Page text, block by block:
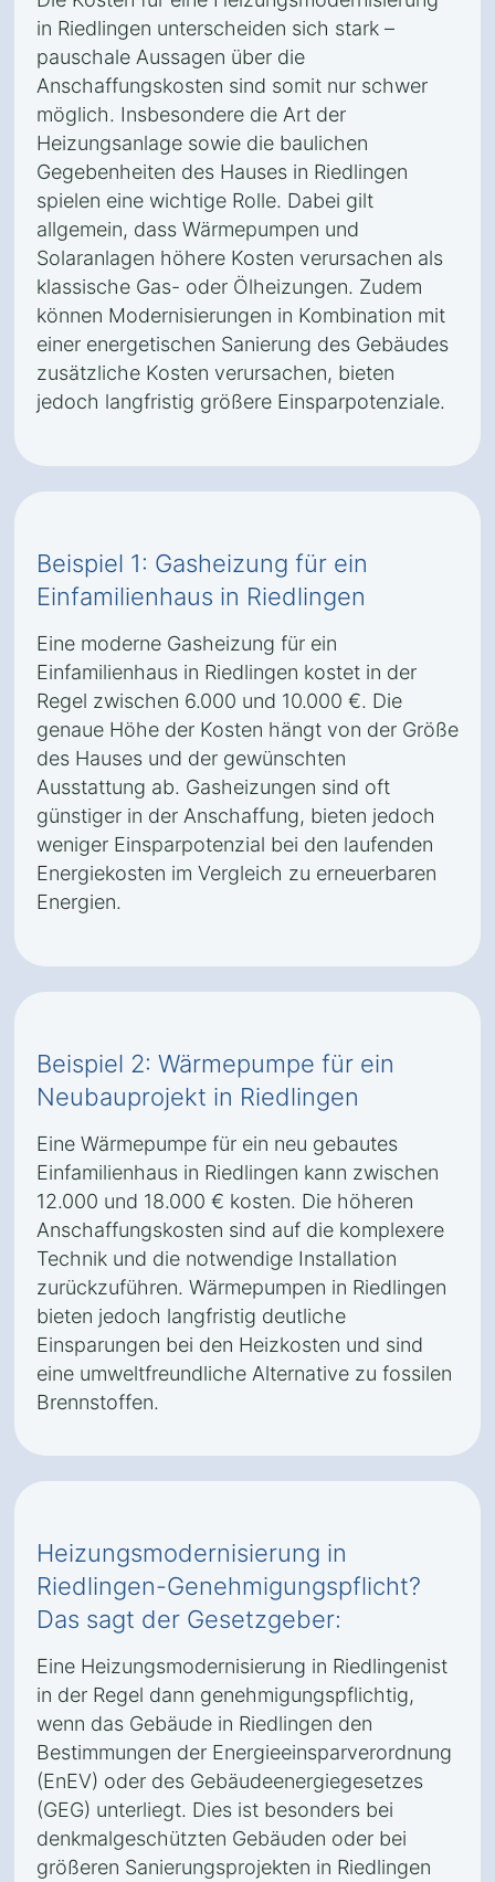
in Riedlingen unterscheiden sich stark –
pauschale Aussagen über die
Anschaffungskosten sind somit nur schwer
möglich. Insbesondere die Art der
Heizungsanlage sowie die baulichen
Gegebenheiten des Hauses in Riedlingen
spielen eine wichtige Rolle. Dabei gilt
allgemein, dass Wärmepumpen und
Solaranlagen höhere Kosten verursachen als
klassische Gas- oder Ölheizungen. Zudem
können Modernisierungen in Kombination mit
einer energetischen Sanierung des Gebäudes
zusätzliche Kosten verursachen, bieten
jedoch langfristig größere Einsparpotenziale.
Beispiel 1: Gasheizung für ein
Einfamilienhaus in Riedlingen
Eine moderne Gasheizung für ein
Einfamilienhaus in Riedlingen kostet in der
Regel zwischen 6.000 und 10.000 €. Die
genaue Höhe der Kosten hängt von der Größe
des Hauses und der gewünschten
Ausstattung ab. Gasheizungen sind oft
günstiger in der Anschaffung, bieten jedoch
weniger Einsparpotenzial bei den laufenden
Energiekosten im Vergleich zu erneuerbaren
Energien.
Beispiel 2: Wärmepumpe für ein
Neubauprojekt in Riedlingen
Eine Wärmepumpe für ein neu gebautes
Einfamilienhaus in Riedlingen kann zwischen
12.000 und 18.000 € kosten. Die höheren
Anschaffungskosten sind auf die komplexere
Technik und die notwendige Installation
zurückzuführen. Wärmepumpen in Riedlingen
bieten jedoch langfristig deutliche
Einsparungen bei den Heizkosten und sind
eine umweltfreundliche Alternative zu fossilen
Brennstoffen.
Heizungsmodernisierung in
Riedlingen-Genehmigungspflicht?
Das sagt der Gesetzgeber:
Eine Heizungsmodernisierung in Riedlingenist
in der Regel dann genehmigungspflichtig,
wenn das Gebäude in Riedlingen den
Bestimmungen der Energieeinsparverordnung
(EnEV) oder des Gebäudeenergiegesetzes
(GEG) unterliegt. Dies ist besonders bei
denkmalgeschützten Gebäuden oder bei
größeren Sanierungsprojekten in Riedlingen